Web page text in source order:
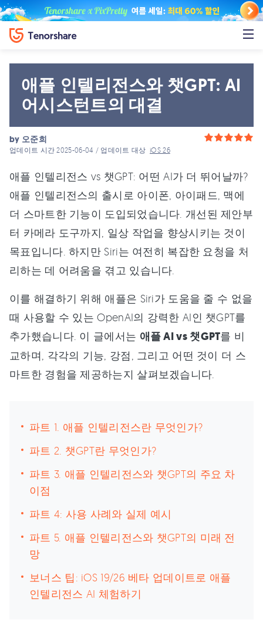
애플 인텔리전스와 챗GPT: AI
어시스턴트의 대결
by 오준희
업데이트 시간 2025-06-04 / 업데이트 대상iOS 26
애플 인텔리전스 vs 챗GPT: 어떤 AI가 더 뛰어날까?
애플 인텔리전스의 출시로 아이폰, 아이패드, 맥에
더 스마트한 기능이 도입되었습니다. 개선된 제안부
터 카메라 도구까지, 일상 작업을 향상시키는 것이
목표입니다. 하지만 Siri는 여전히 복잡한 요청을 처
리하는 데 어려움을 겪고 있습니다.
이를 해결하기 위해 애플은 Siri가 도움을 줄 수 없을
때 사용할 수 있는 OpenAI의 강력한 AI인 챗GPT를
추가했습니다. 이 글에서는 애플 AI vs 챗GPT를 비
교하며, 각각의 기능, 강점, 그리고 어떤 것이 더 스
마트한 경험을 제공하는지 살펴보겠습니다.
파트 1. 애플 인텔리전스란 무엇인가?
파트 2. 챗GPT란 무엇인가?
파트 3. 애플 인텔리전스와 챗GPT의 주요 차
이점
파트 4: 사용 사례와 실제 예시
파트 5. 애플 인텔리전스와 챗GPT의 미래 전
망
보너스 팁: iOS 19/26 베타 업데이트로 애플
인텔리전스 AI 체험하기